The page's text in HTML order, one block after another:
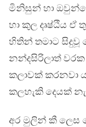
මිනිසුන් හා
හා කුල දෘෂ්ඨිය ඒ
හිතින් තමාට සිදුවූ
නන්දසිරිලාත්
කලාවක් කරනවා
කලහැකි දෙයක්
අර මුලින් කී ලෙස